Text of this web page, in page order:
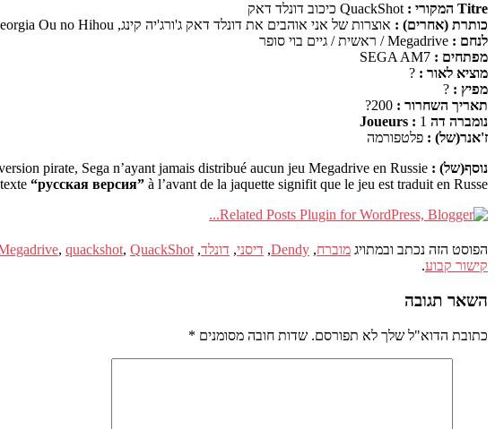
Titre המקורי :
QuackShot כיכוב דונלד דאק
כותרת (אחרים) : אוצרות של אני אוהבים את דונלד דאק ג'ורג'יה קינג, Quackshot: Ou no Hihou
לנחם : Megadrive / ראשית / גיים בוי סופר
מפתחים : SEGA AM7
מוציא לאור : ?
מפיץ : ?
תאריך השחרור : 200?
נומברה דה Joueurs : 1
ז'אנר(של) : פלטפורמה
נוסף(של) : pirate, Sega n’ayant jamais distribué aucun jeu Megadrive en Russie.
“русская версия” à l’avant de la jaquette signifit que le jeu est traduit en Russe.
הפוסט הזה נכתב ובמתויג מוברח,
Dendy
, דיסני, דונלד,
, quackshot, QuackShot כיכוב דונלד דאק
קישור קבוע.
השאר תגובה
כתובת הדוא"ל שלך לא תפורסם. שדות חובה מסומנים *